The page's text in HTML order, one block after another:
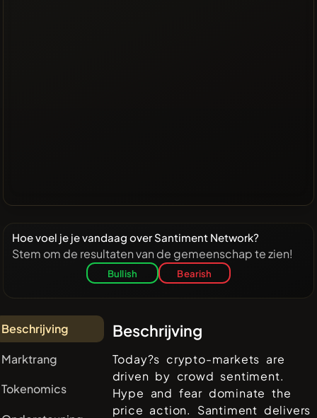
Hoe voel je je vandaag over Santiment Network?
Stem om de resultaten van de gemeenschap te zien!
Bullish Bearish
Beschrijving
Marktrang
Tokenomics
Beschrijving
Today?s crypto-markets are
driven by crowd sentiment.
Hype and fear dominate the
price action. Santiment delivers